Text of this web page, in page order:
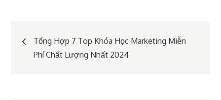
Post
navigation
Tổng Hợp 7 Top Khóa Học Marketing Miễn
Phí Chất Lượng Nhất 2024